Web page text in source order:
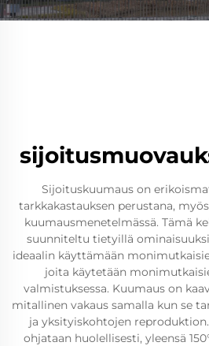
Sijoituskuumaus on
tarkkakastauksen perustana,
kuumausmenetelmässä. Tämä
suunniteltu tietyillä
ideaalin käyttämään
joita käytetään
valmistuksessa. Kuumaus on
mitallinen vakaus samalla kun se
ja yksityiskohtojen
ohjataan huolellisesti, yleensä